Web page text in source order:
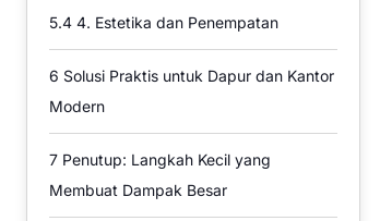
5.4 4. Estetika dan Penempatan
6 Solusi Praktis untuk Dapur dan Kantor
Modern
7 Penutup: Langkah Kecil yang
Membuat Dampak Besar